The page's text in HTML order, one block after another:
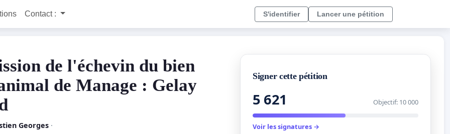
Contact : S'identifier Lancer une pétition
de l'échevin du bien
de Manage : Gelay
Georges·
Signer cette pétition
5 621 Objectif: 10 000
Voir les signatures →